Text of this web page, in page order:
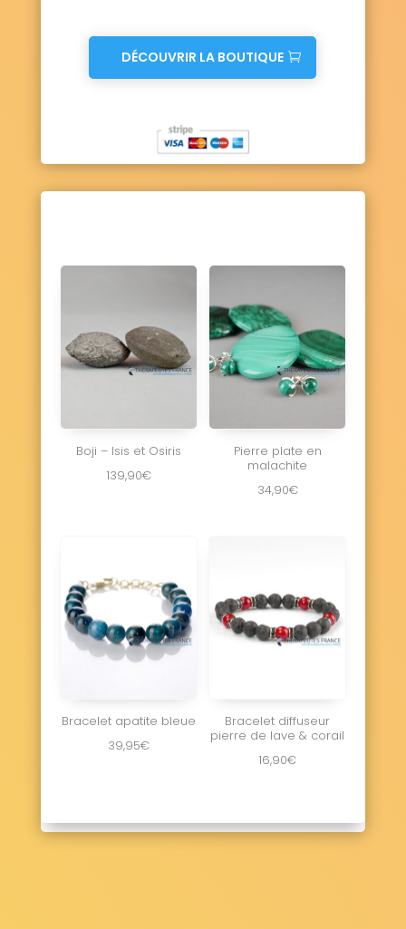
DÉCOUVRIR LA BOUTIQUE
Boji – Isis et Osiris
139,90€
Pierre plate en
malachite
34,90€
Bracelet apatite bleue
39,95€
Bracelet diffuseur
pierre de lave & corail
16,90€